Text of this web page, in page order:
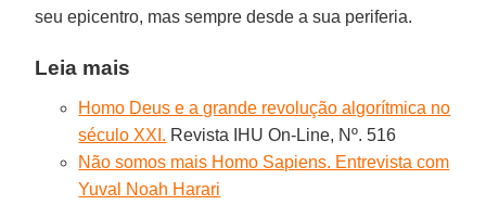
seu epicentro, mas sempre desde a sua periferia.
Leia mais
Homo Deus e a grande revolução algorítmica no
século XXI. Revista IHU On-Line, Nº. 516
Não somos mais Homo Sapiens. Entrevista com
Yuval Noah Harari